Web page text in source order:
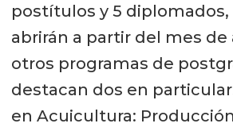
postítulos y 5 diplomados,
abrirán a partir del mes de
otros programas de
destacan dos en
en Acuicultura: